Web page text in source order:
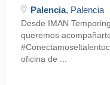
Palencia, Palencia
Desde IMAN
queremos
oficina de ...